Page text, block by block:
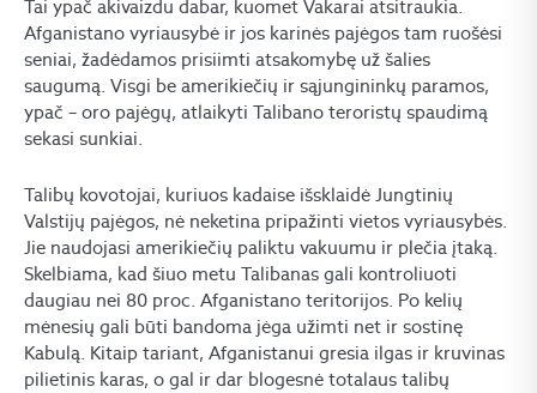
Tai ypač akivaizdu dabar, kuomet Vakarai atsitraukia.
Afganistano vyriausybė ir jos karinės pajėgos tam ruošėsi
seniai, žadėdamos prisiimti atsakomybę už šalies
saugumą. Visgi be amerikiečių ir sąjungininkų paramos,
ypač – oro pajėgų, atlaikyti Talibano teroristų spaudimą
sekasi sunkiai.
Talibų kovotojai, kuriuos kadaise išsklaidė Jungtinių
Valstijų pajėgos, nė neketina pripažinti vietos vyriausybės.
Jie naudojasi amerikiečių paliktu vakuumu ir plečia įtaką.
Skelbiama, kad šiuo metu Talibanas gali kontroliuoti
daugiau nei 80 proc. Afganistano teritorijos. Po kelių
mėnesių gali būti bandoma jėga užimti net ir sostinę
Kabulą. Kitaip tariant, Afganistanui gresia ilgas ir kruvinas
pilietinis karas, o gal ir dar blogesnė totalaus talibų